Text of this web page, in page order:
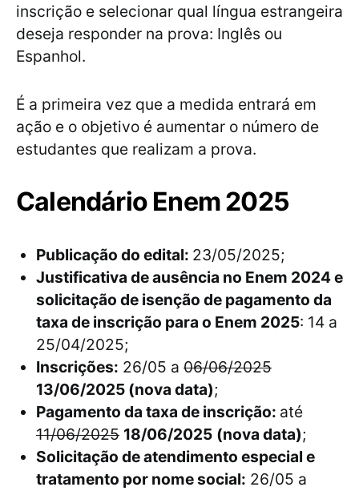
inscrição e selecionar qual língua estrangeira
deseja responder na prova: Inglês ou
Espanhol.
É a primeira vez que a medida entrará em
ação e o objetivo é aumentar o número de
estudantes que realizam a prova.
Calendário Enem 2025
Publicação do edital: 23/05/2025;
Justificativa de ausência no Enem 2024 e
solicitação de isenção de pagamento da
taxa de inscrição para o Enem 2025: 14 a
25/04/2025;
Inscrições: 26/05 a 06/06/2025
13/06/2025 (nova data);
Pagamento da taxa de inscrição: até
11/06/2025 18/06/2025 (nova data);
Solicitação de atendimento especial e
tratamento por nome social: 26/05 a